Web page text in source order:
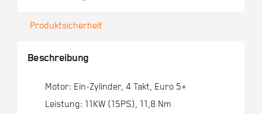
Produktsicherheit
Beschreibung
Motor: Ein-Zylinder, 4 Takt, Euro 5+
Leistung: 11KW (15PS), 11,8 Nm